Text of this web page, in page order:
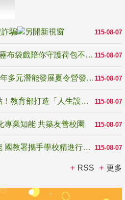
115-08-07
詐騙
115-08-07
反詐騙宣導_防詐有道，霹靂布袋戲陪你守護荷包不受騙
115-08-07
跨越限制，探索潛能！115年多元潛能發展夏令營發掘生命無限可能
115-08-07
高齡不是終點而是夢想起點！教育部打造「人生設計夢工場」 參展第3屆高齡健康產業博覽會
115-08-07
專業知能 共築友善校園
115-08-07
強化學習歷程檔案推動效能 國教署攜手學校精進行政與教學支持
RSS 更多